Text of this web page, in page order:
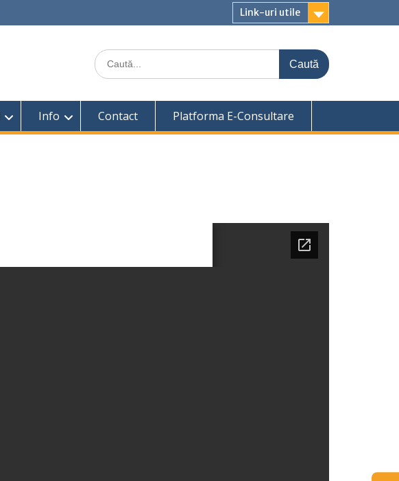
Link-uri utile
Caută
for:
Info Contact Platforma E-Consultare